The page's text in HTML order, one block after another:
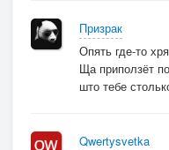
Призрак
Опять где-то
Ща приползёт
што тебе
Qwertysvetka